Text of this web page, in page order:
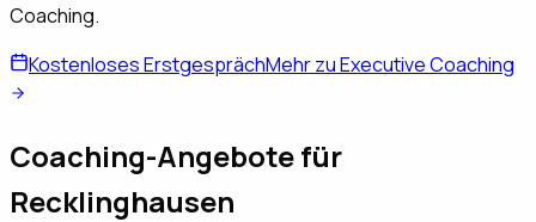
Coaching.
Kostenloses ErstgesprächMehr zu Executive Coaching
Coaching-Angebote für
Recklinghausen